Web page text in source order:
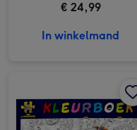
luisterbeer
€ 24,99
In winkelmand